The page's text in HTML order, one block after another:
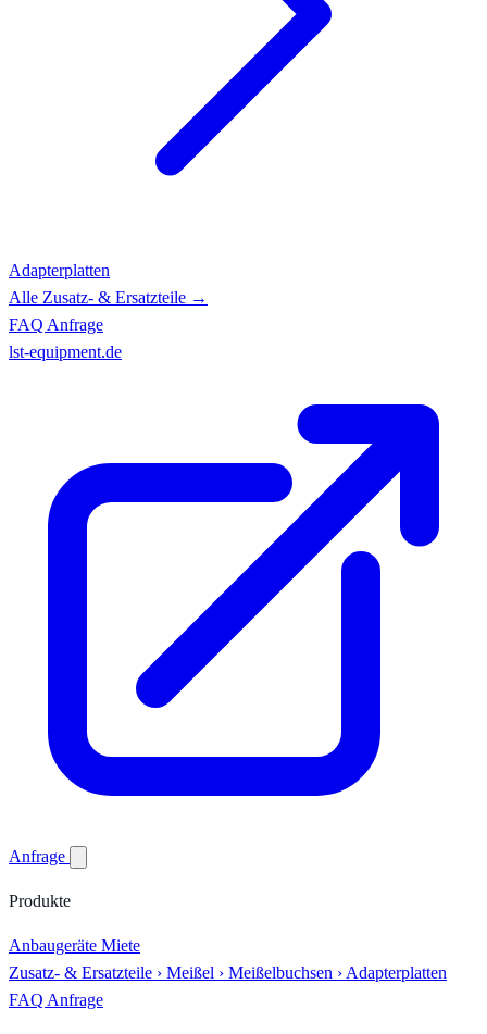
Adapterplatten
Alle Zusatz- & Ersatzteile →
FAQ Anfrage
lst-equipment.de
Anfrage
Produkte
Anbaugeräte Miete
Zusatz- & Ersatzteile › Meißel › Meißelbuchsen › Adapterplatten
FAQ Anfrage